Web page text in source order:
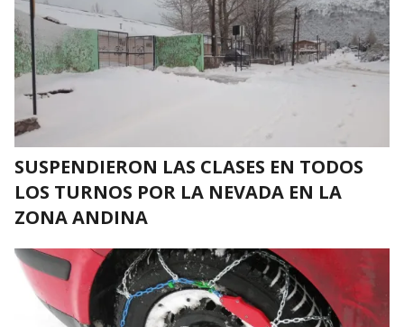
SUSPENDIERON LAS CLASES EN TODOS
LOS TURNOS POR LA NEVADA EN LA
ZONA ANDINA